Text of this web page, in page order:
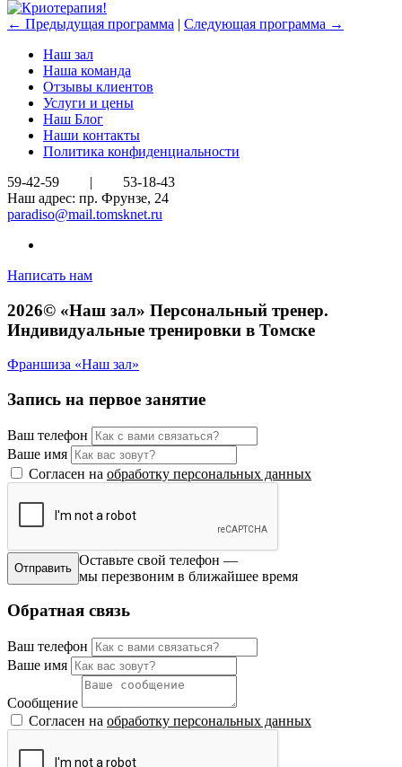
← Предыдущая программа | Следующая программа →
Наш зал
Наша команда
Отзывы клиентов
Услуги и цены
Наш Блог
Наши контакты
Политика конфиденциальности
59-42-59
|
53-18-43
Наш адрес: пр. Фрунзе, 24
paradiso@mail.tomsknet.ru
Написать нам
2026© «Наш зал» Персональный тренер.
Индивидуальные тренировки в Томске
Франшиза «Наш зал»
Запись на первое занятие
Ваш телефон
Ваше имя
Согласен на обработку персональных данных
Оставьте свой телефон —
мы перезвоним в ближайшее время
Обратная связь
Ваш телефон
Ваше имя
Сообщение
Согласен на обработку персональных данных